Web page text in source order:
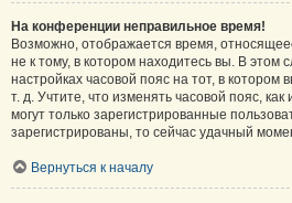
На конференции неправильное время!
Возможно, отображается время,
не к тому, в котором находитесь вы. В этом
настройках часовой пояс на тот, в котором
т. д. Учтите, что изменять часовой пояс,
могут только зарегистрированные
зарегистрированы, то сейчас удачный
Вернуться к началу